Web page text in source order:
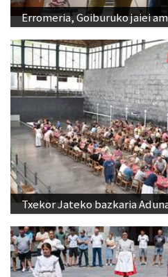
Erromeria, Goiburuko jaiei
Txekor Jateko bazkaria